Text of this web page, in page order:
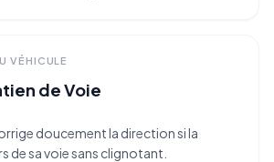
VÉHICULE
de Voie
doucement la direction si la
de sa voie sans clignotant.